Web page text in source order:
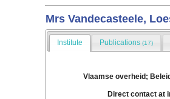
Mrs Vandecasteele,
Institute Publications(17)
Vlaamse overheid;
Direct contact at